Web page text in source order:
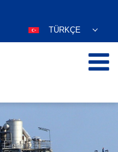
POLSKI
ITALIANO
TÜRKÇE